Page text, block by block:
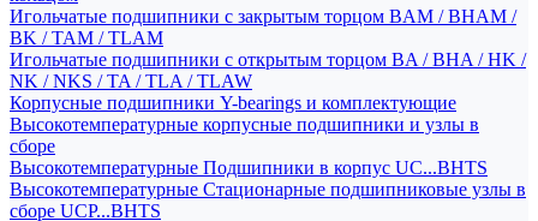
Игольчатые подшипники с закрытым торцом BAM / BHAM /
BK / TAM / TLAM
Игольчатые подшипники с открытым торцом BA / BHA / HK /
NK / NKS / TA / TLA / TLAW
Корпусные подшипники Y-bearings и комплектующие
Высокотемпературные корпусные подшипники и узлы в
сборе
Высокотемпературные Подшипники в корпус UC...BHTS
Высокотемпературные Стационарные подшипниковые узлы в
сборе UCP...BHTS